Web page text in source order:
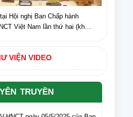
Hội nghị Ban Chấp hành
Việt Nam lần thứ hai (khóa
VIỆN VIDEO
TRUYỀN